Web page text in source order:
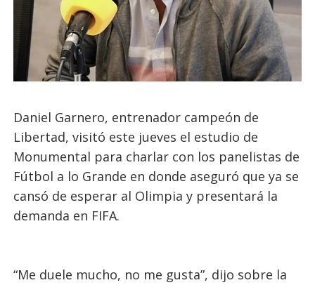
Daniel Garnero, entrenador campeón de
Libertad, visitó este jueves el estudio de
Monumental para charlar con los panelistas de
Fútbol a lo Grande en donde aseguró que ya se
cansó de esperar al Olimpia y presentará la
demanda en FIFA.
“Me duele mucho, no me gusta”, dijo sobre la